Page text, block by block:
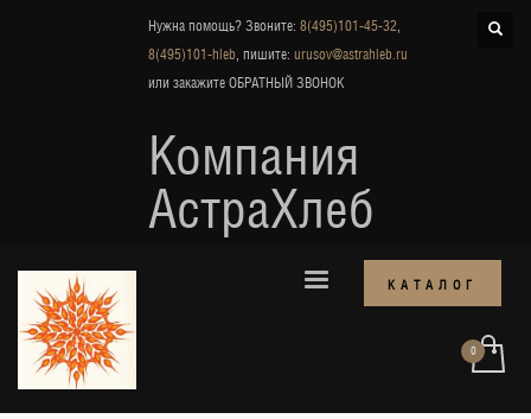
Нужна помощь? Звоните: 8(495)101-45-32,
8(495)101-hleb, пишите: urusov@astrahleb.ru
или закажите ОБРАТНЫЙ ЗВОНОК
Компания
АстраХлеб
КАТАЛОГ